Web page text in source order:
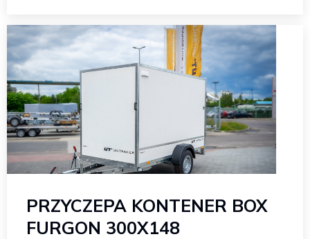
PRZYCZEPA KONTENER BOX
FURGON 300X148